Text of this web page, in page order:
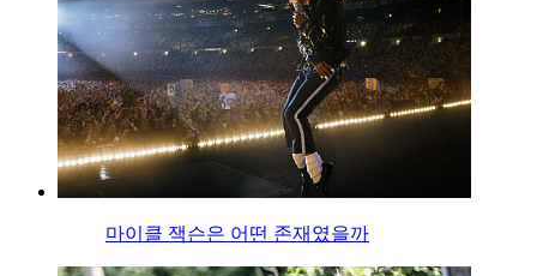
마이클 잭슨은 어떤 존재였을까